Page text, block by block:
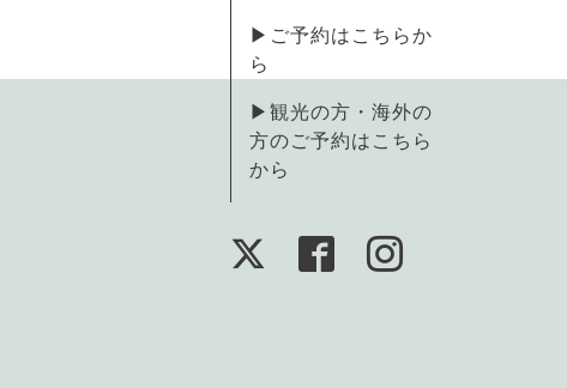
▶︎ご予約はこちらか
ら
▶︎観光の方・海外の
方のご予約はこちら
から